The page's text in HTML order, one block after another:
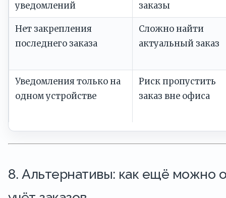
уведомлений
заказы
Нет закрепления
последнего заказа
Сложно найти
актуальный заказ
Уведомления только на
одном устройстве
Риск пропустить
заказ вне офиса
8. Альтернативы: как ещё можно